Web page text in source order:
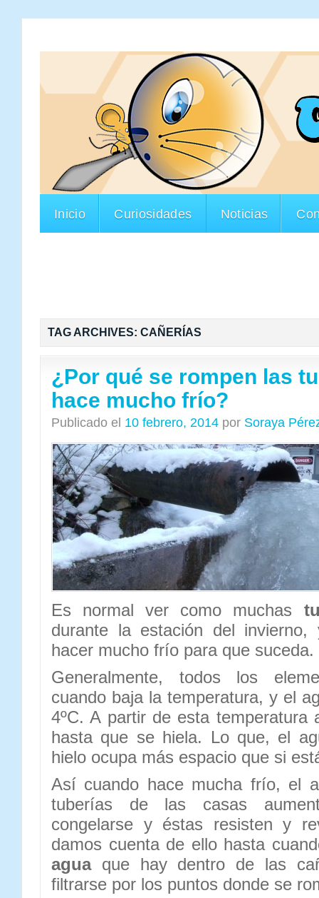
Inicio Curiosidades Noticias
TAG ARCHIVES: CAÑERÍAS
¿Por qué se rompen las
hace mucho frío?
Publicado el 10 febrero, 2014 por Soraya
Es normal ver como muchas
durante la estación del
hacer mucho frío para que suceda.
Generalmente, todos los
cuando baja la temperatura, y el
4ºC. A partir de esta temperatura
hasta que se hiela. Lo que, el
hielo ocupa más espacio que si
Así cuando hace mucha frío, el
tuberías de las casas
congelarse y éstas resisten y
damos cuenta de ello hasta
aguaque hay dentro de las
filtrarse por los puntos donde se